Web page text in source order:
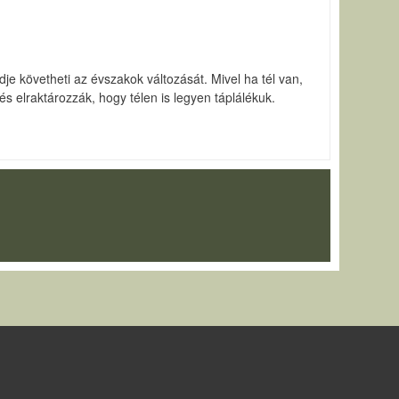
követheti az évszakok változását. Mivel ha tél van,
elraktározzák, hogy télen is legyen táplálékuk.